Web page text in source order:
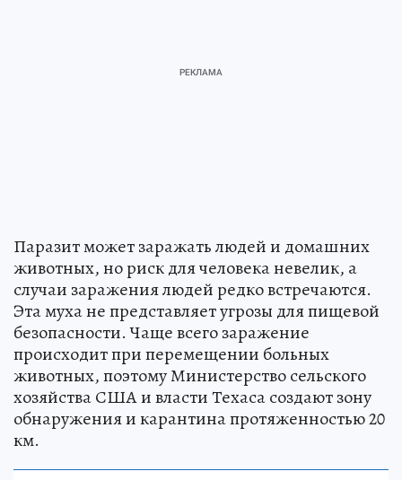
Паразит может заражать людей и домашних
животных, но риск для человека невелик, а
случаи заражения людей редко встречаются.
Эта муха не представляет угрозы для пищевой
безопасности. Чаще всего заражение
происходит при перемещении больных
животных, поэтому Министерство сельского
хозяйства США и власти Техаса создают зону
обнаружения и карантина протяженностью 20
км.